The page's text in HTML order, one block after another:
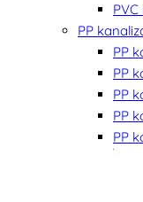
PP
PP
PP
PP
PP
PP